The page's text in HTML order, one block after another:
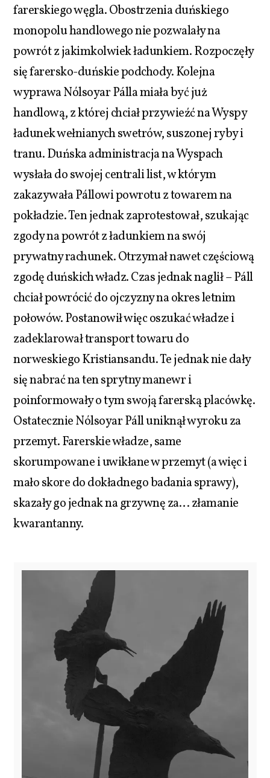
farerskiego węgla. Obostrzenia duńskiego
monopolu handlowego nie pozwalały na
powrót z jakimkolwiek ładunkiem. Rozpoczęły
się farersko-duńskie podchody. Kolejna
wyprawa Nólsoyar Pálla miała być już
handlową, z której chciał przywieźć na Wyspy
ładunek wełnianych swetrów, suszonej ryby i
tranu. Duńska administracja na Wyspach
wysłała do swojej centrali list, w którym
zakazywała Pállowi powrotu z towarem na
pokładzie. Ten jednak zaprotestował, szukając
zgody na powrót z ładunkiem na swój
prywatny rachunek. Otrzymał nawet częściową
zgodę duńskich władz. Czas jednak naglił – Páll
chciał powrócić do ojczyzny na okres letnim
połowów. Postanowił więc oszukać władze i
zadeklarował transport towaru do
norweskiego Kristiansandu. Te jednak nie dały
się nabrać na ten sprytny manewr i
poinformowały o tym swoją farerską placówkę.
Ostatecznie Nólsoyar Páll uniknął wyroku za
przemyt. Farerskie władze, same
skorumpowane i uwikłane w przemyt (a więc i
mało skore do dokładnego badania sprawy),
skazały go jednak na grzywnę za… złamanie
kwarantanny.